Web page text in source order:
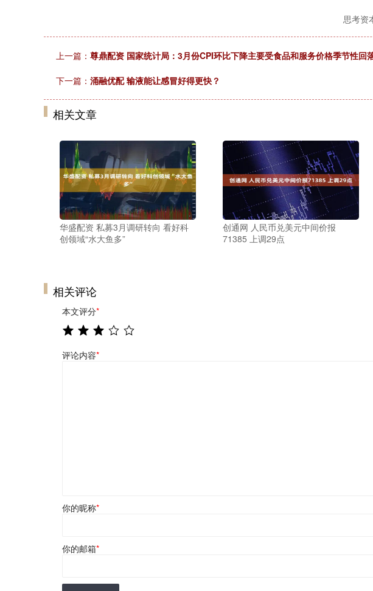
思考资
上一篇： 尊鼎配资 国家统计局：3月份CPI环比下降主要受食品和服务价格季节性回
下一篇： 涌融优配 输液能让感冒好得更快？
相关文章
华盛配资 私募3月调研转向 看好科
创领域“水大鱼多”
创通网 人民币兑美元中间价报
71385 上调29点
相关评论
本文评分*
评论内容*
你的昵称*
你的邮箱*